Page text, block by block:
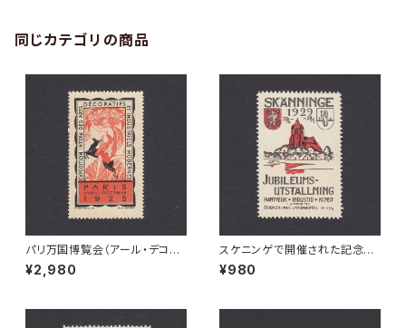
同じカテゴリの商品
パリ万国博覧会（アール・デコ博
覧会）の記念ポスタースタンプ 1
925年
¥2,980
スケニンゲで開催された記念博
覧会の宣伝ポスタースタンプ 19
29年
¥980